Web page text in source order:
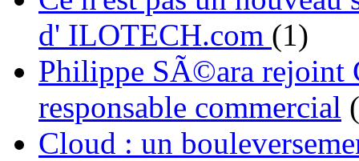
d' ILOTECH.com (1)
Philippe SÃ©ara rejoint
responsable commercial
Cloud : un